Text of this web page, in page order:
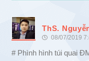
ThS.
08/07/2019
# Phình hình túi quai